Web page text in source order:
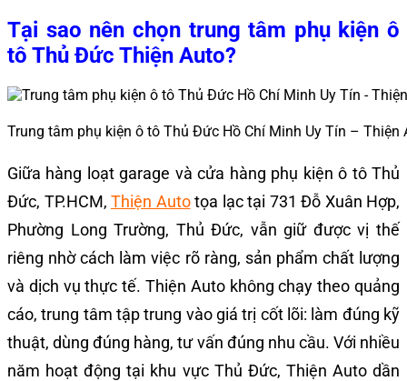
Tại sao nên chọn trung tâm phụ kiện ô
tô Thủ Đức Thiện Auto?
Trung tâm phụ kiện ô tô Thủ Đức Hồ Chí Minh Uy Tín – Thiện
Giữa hàng loạt garage và cửa hàng phụ kiện ô tô Thủ
Đức, TP.HCM, Thiện Autotọa lạc tại 731 Đỗ Xuân Hợp,
Phường Long Trường, Thủ Đức, vẫn giữ được vị thế
riêng nhờ cách làm việc rõ ràng, sản phẩm chất lượng
và dịch vụ thực tế. Thiện Auto không chạy theo quảng
cáo, trung tâm tập trung vào giá trị cốt lõi: làm đúng kỹ
thuật, dùng đúng hàng, tư vấn đúng nhu cầu. Với nhiều
năm hoạt động tại khu vực Thủ Đức, Thiện Auto dần